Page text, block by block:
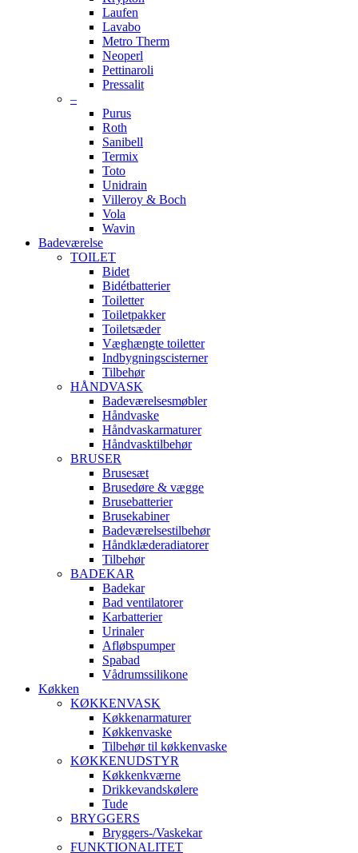
Laufen
Lavabo
Metro Therm
Neoperl
Pettinaroli
Pressalit
–
Purus
Roth
Sanibell
Termix
Toto
Unidrain
Villeroy & Boch
Vola
Wavin
Badeværelse
TOILET
Bidet
Bidétbatterier
Toiletter
Toiletpakker
Toiletsæder
Væghængte toiletter
Indbygningscisterner
Tilbehør
HÅNDVASK
Badeværelsesmøbler
Håndvaske
Håndvaskarmaturer
Håndvasktilbehør
BRUSER
Brusesæt
Brusedøre & vægge
Brusebatterier
Brusekabiner
Badeværelsestilbehør
Håndklæderadiatorer
Tilbehør
BADEKAR
Badekar
Bad ventilatorer
Karbatterier
Urinaler
Afløbspumper
Spabad
Vådrumssilikone
Køkken
KØKKENVASK
Køkkenarmaturer
Køkkenvaske
Tilbehør til køkkenvaske
KØKKENUDSTYR
Køkkenkværne
Drikkevandskølere
Tude
BRYGGERS
Bryggers-/Vaskekar
FUNKTIONALITET